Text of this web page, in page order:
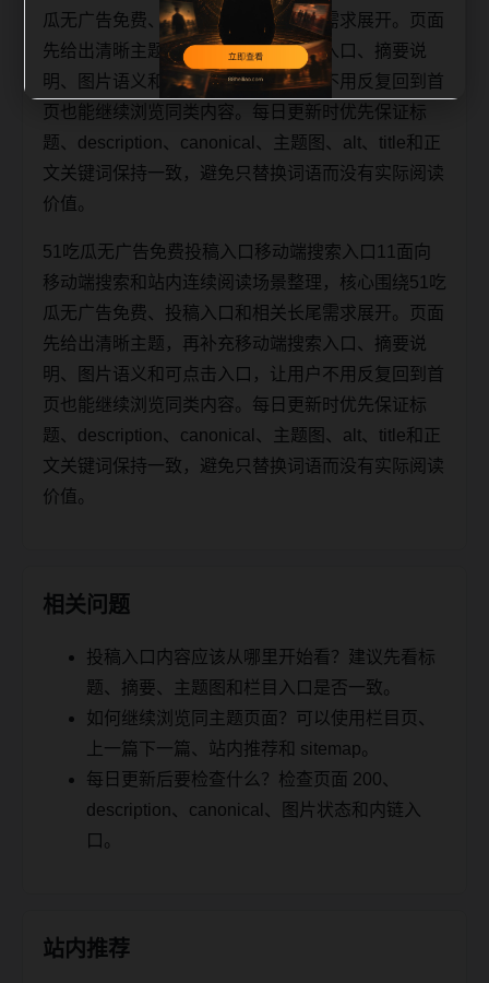
瓜无广告免费、投稿入口和相关长尾需求展开。页面
先给出清晰主题，再补充移动端搜索入口、摘要说
明、图片语义和可点击入口，让用户不用反复回到首
页也能继续浏览同类内容。每日更新时优先保证标
题、description、canonical、主题图、alt、title和正
文关键词保持一致，避免只替换词语而没有实际阅读
价值。
51吃瓜无广告免费投稿入口移动端搜索入口11面向
移动端搜索和站内连续阅读场景整理，核心围绕51吃
瓜无广告免费、投稿入口和相关长尾需求展开。页面
先给出清晰主题，再补充移动端搜索入口、摘要说
明、图片语义和可点击入口，让用户不用反复回到首
页也能继续浏览同类内容。每日更新时优先保证标
题、description、canonical、主题图、alt、title和正
文关键词保持一致，避免只替换词语而没有实际阅读
价值。
相关问题
投稿入口内容应该从哪里开始看？建议先看标
题、摘要、主题图和栏目入口是否一致。
如何继续浏览同主题页面？可以使用栏目页、
上一篇下一篇、站内推荐和 sitemap。
每日更新后要检查什么？检查页面 200、
description、canonical、图片状态和内链入
口。
站内推荐